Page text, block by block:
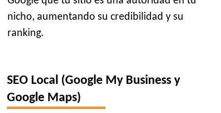
nicho, aumentando su credibilidad y su
ranking.
SEO Local (Google My Business y
Google Maps)